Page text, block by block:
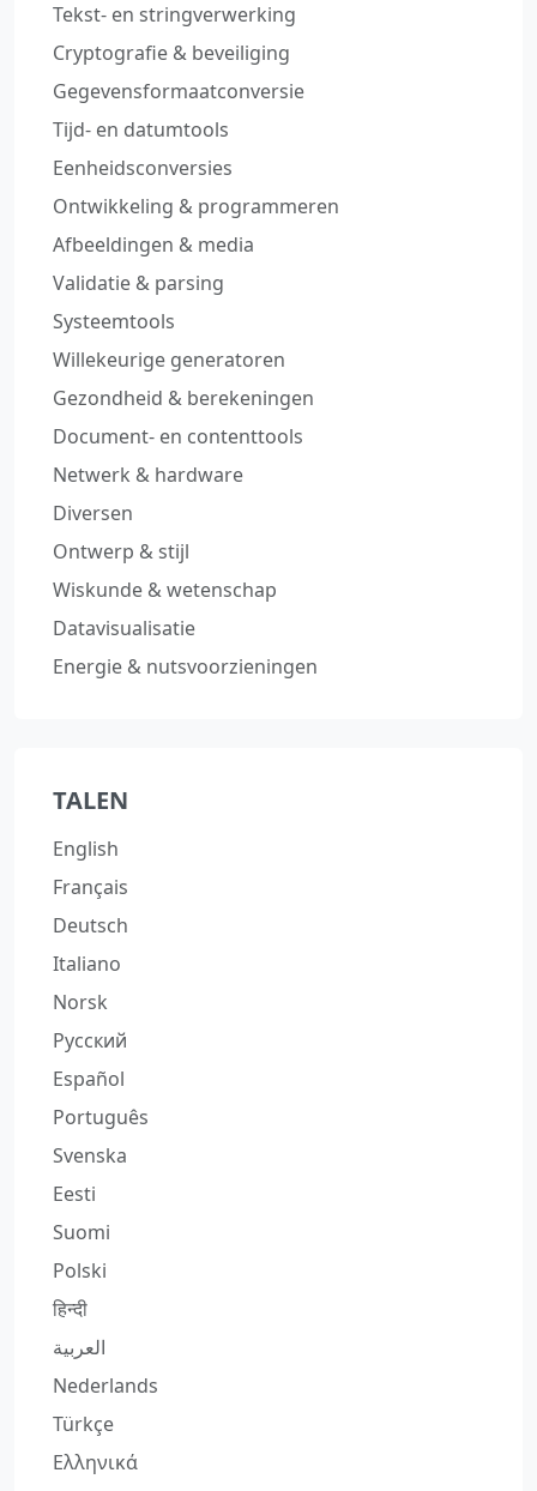
Tekst‑ en stringverwerking
Cryptografie & beveiliging
Gegevensformaatconversie
Tijd‑ en datumtools
Eenheidsconversies
Ontwikkeling & programmeren
Afbeeldingen & media
Validatie & parsing
Systeemtools
Willekeurige generatoren
Gezondheid & berekeningen
Document‑ en contenttools
Netwerk & hardware
Diversen
Ontwerp & stijl
Wiskunde & wetenschap
Datavisualisatie
Energie & nutsvoorzieningen
TALEN
English
Français
Deutsch
Italiano
Norsk
Русский
Español
Português
Svenska
Eesti
Suomi
Polski
हिन्दी
العربية
Nederlands
Türkçe
Ελληνικά